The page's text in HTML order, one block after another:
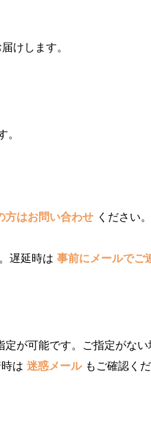
けします。
方はお問い合わせ ください。
遅延時は 事前にメールでご
が可能です。ご指定がない
は 迷惑メールもご確認くだ